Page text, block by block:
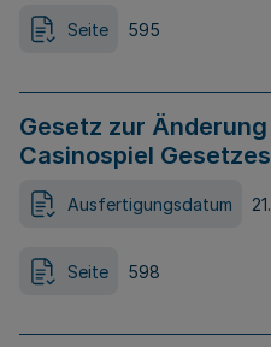
Seite 595
Gesetz zur
Casinospiel
Ausfertigungsdatum
Seite 598